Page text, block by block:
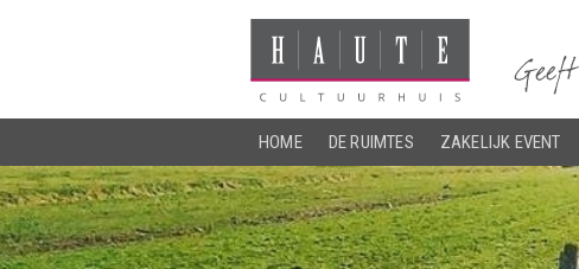
HOME DE RUIMTES ZAKELIJK EVENT